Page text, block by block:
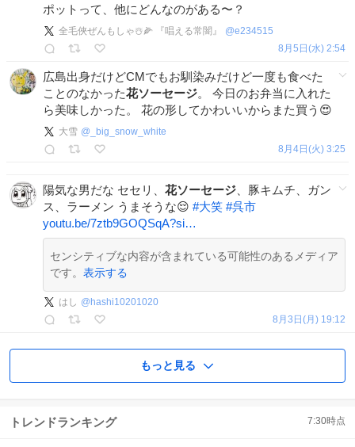
ポットって、他にどんなのがある〜？
全毛俠ぜんもしゃ☃️🌽 『唱える常闇』 @e234515
8月5日(水) 2:54
広島出身だけどCMでもお馴染みだけど一度も食べた
ことのなかった花ソーセージ。 今日のお弁当に入れた
ら美味しかった。 花の形してかわいいからまた買う😍
大雪 @ _big_snow_white
8月4日(火) 3:25
陽気な男だな セセリ、 花ソーセージ 、豚キムチ、ガン
ス、ラーメン うまそうな😌 #大笑 #呉市
youtu.be/7ztb9GOQSqA?si…
センシティブな内容が含まれている可能性のあるメディア
です。 表示する
はし @ hashi10201020
8月3日(月) 19:12
もっと見る
トレンドランキング 7:30時点